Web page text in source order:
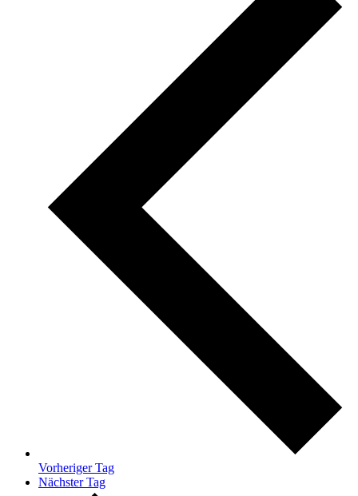
Vorheriger Tag
Nächster Tag